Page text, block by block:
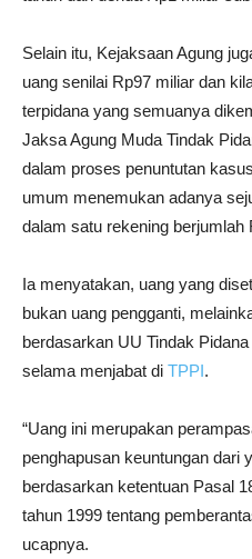
Selain itu, Kejaksaan Agung
uang senilai Rp97 miliar dan
terpidana yang semuanya
Jaksa Agung Muda Tindak
dalam proses penuntutan
umum menemukan adanya
dalam satu rekening berjumlah
Ia menyatakan, uang yang
bukan uang pengganti,
berdasarkan UU Tindak
selama menjabat di TPPI.
“Uang ini merupakan
penghapusan keuntungan dari
berdasarkan ketentuan Pasal
tahun 1999 tentang
ucapnya.